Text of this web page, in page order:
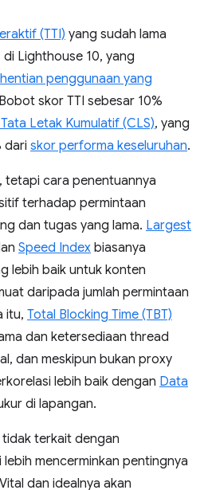
(TTI) yang sudah lama
Lighthouse 10, yang
penggunaan yang
skor TTI sebesar 10%
Letak Kumulatif (CLS), yang
dari skor performa keseluruhan.
tetapi cara penentuannya
terhadap permintaan
dan tugas yang lama. Largest
Speed Index biasanya
lebih baik untuk konten
daripada jumlah permintaan
itu, Total Blocking Time (TBT)
dan ketersediaan thread
dan meskipun bukan proxy
lebih baik dengan Data
di lapangan.
terkait dengan
mencerminkan pentingnya
dan idealnya akan